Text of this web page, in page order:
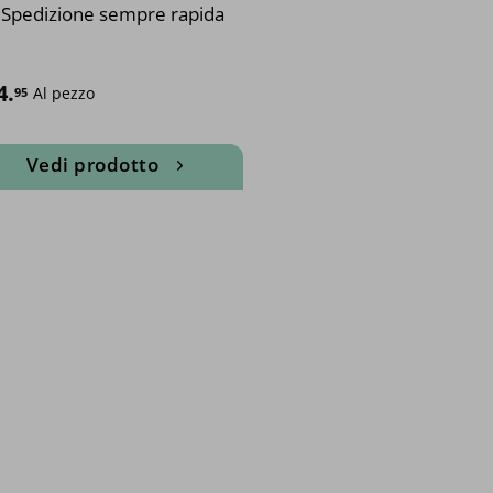
Spedizione sempre rapida
95 Al pezzo
Vedi prodotto